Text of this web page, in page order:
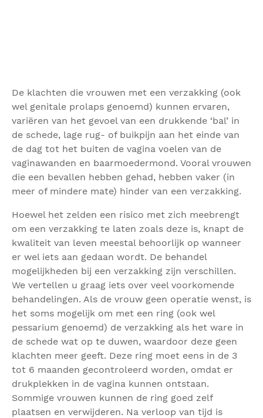
De klachten die vrouwen met een verzakking (ook
wel genitale prolaps genoemd) kunnen ervaren,
variëren van het gevoel van een drukkende ‘bal’ in
de schede, lage rug- of buikpijn aan het einde van
de dag tot het buiten de vagina voelen van de
vaginawanden en baarmoedermond. Vooral vrouwen
die een bevallen hebben gehad, hebben vaker (in
meer of mindere mate) hinder van een verzakking.
Hoewel het zelden een risico met zich meebrengt
om een verzakking te laten zoals deze is, knapt de
kwaliteit van leven meestal behoorlijk op wanneer
er wel iets aan gedaan wordt. De behandel
mogelijkheden bij een verzakking zijn verschillen.
We vertellen u graag iets over veel voorkomende
behandelingen. Als de vrouw geen operatie wenst, is
het soms mogelijk om met een ring (ook wel
pessarium genoemd) de verzakking als het ware in
de schede wat op te duwen, waardoor deze geen
klachten meer geeft. Deze ring moet eens in de 3
tot 6 maanden gecontroleerd worden, omdat er
drukplekken in de vagina kunnen ontstaan.
Sommige vrouwen kunnen de ring goed zelf
plaatsen en verwijderen. Na verloop van tijd is